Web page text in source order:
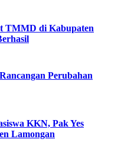
TMMD di Kabupaten
Perubahan
KKN, Pak Yes
Lamongan